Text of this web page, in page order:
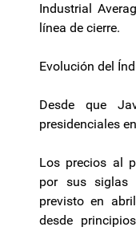
Industrial
línea de cierre.
Evolución del
Desde que
presidenciales
Los precios al
por sus siglas
previsto en
desde